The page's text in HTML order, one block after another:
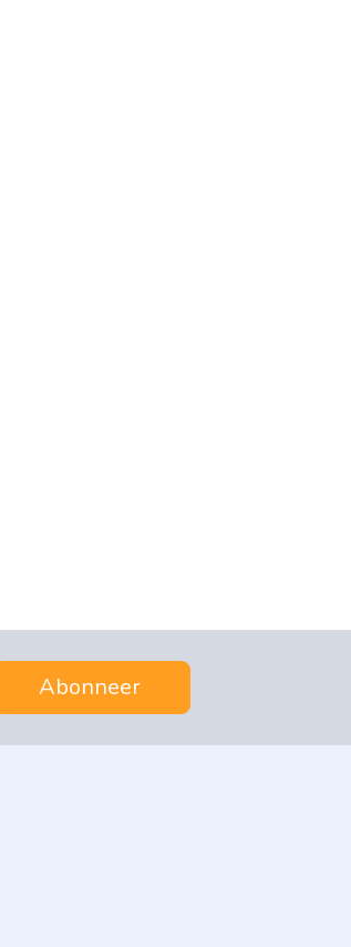
Abonneer